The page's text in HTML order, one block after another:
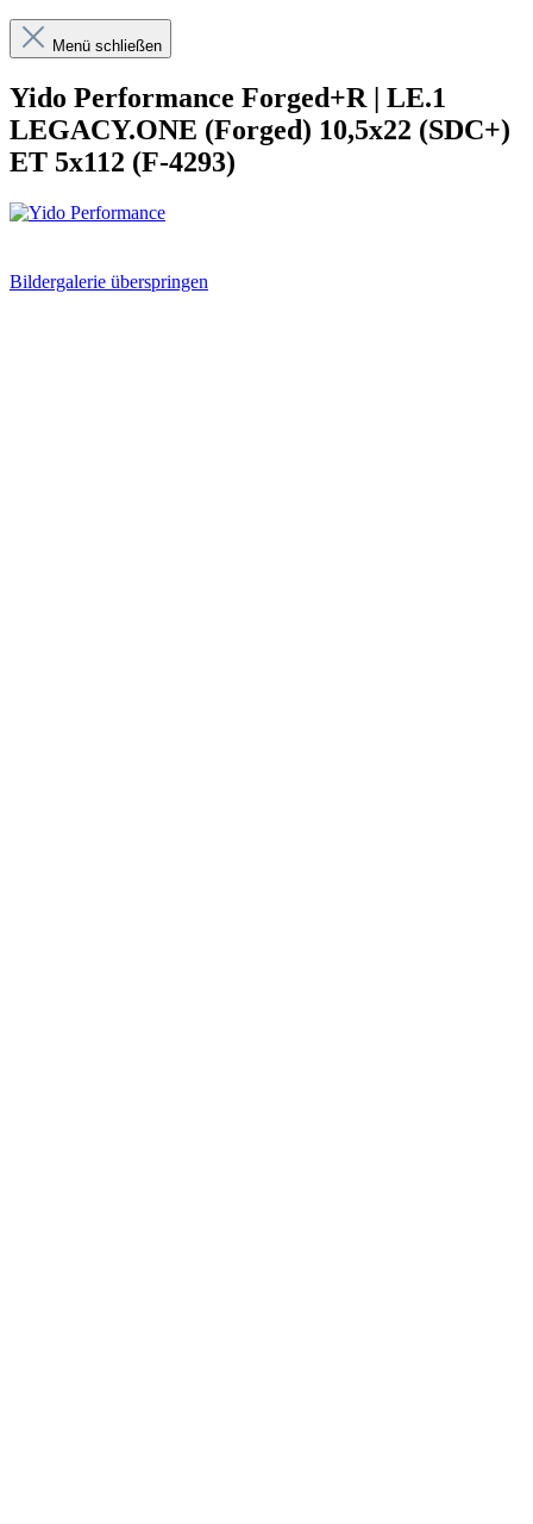
Menü schließen
Yido Performance Forged+R | LE.1
LEGACY.ONE (Forged) 10,5x22 (SDC+)
ET 5x112 (F-4293)
Bildergalerie überspringen